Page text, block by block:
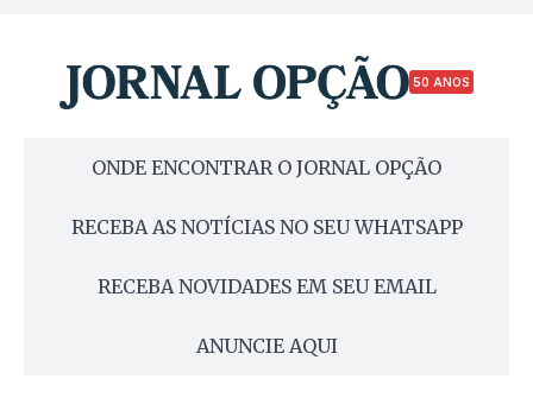
50 ANOS
ONDE ENCONTRAR O JORNAL OPÇÃO
RECEBA AS NOTÍCIAS NO SEU WHATSAPP
RECEBA NOVIDADES EM SEU EMAIL
ANUNCIE AQUI